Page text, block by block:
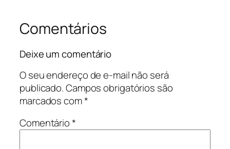
Comentários
Deixe um comentário
O seu endereço de e-mail não será
publicado.Campos obrigatórios são
marcados com*
Comentário*